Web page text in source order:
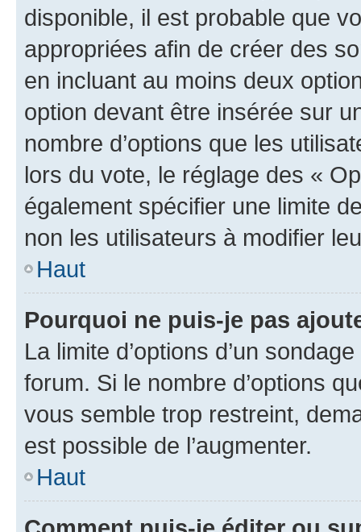
disponible, il est probable que
appropriées afin de créer des
en incluant au moins deux
option devant être insérée sur
nombre d’options que les
lors du vote, le réglage des «
également spécifier une limite
non les utilisateurs à modifier
Haut
Pourquoi ne puis-je pas
La limite d’options d’un
forum. Si le nombre d’options
vous semble trop restreint,
est possible de l’augmenter.
Haut